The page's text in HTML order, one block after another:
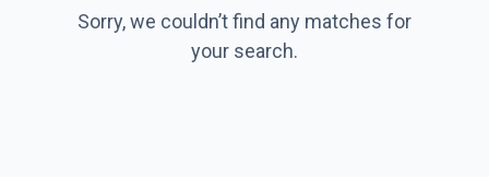
Sorry, we couldn’t find any matches for
your search.